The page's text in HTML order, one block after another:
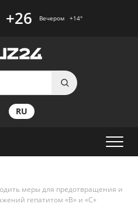
+26 Вечером +14°
RU
меры для предотвращения и
гепатитом «В» и «С»